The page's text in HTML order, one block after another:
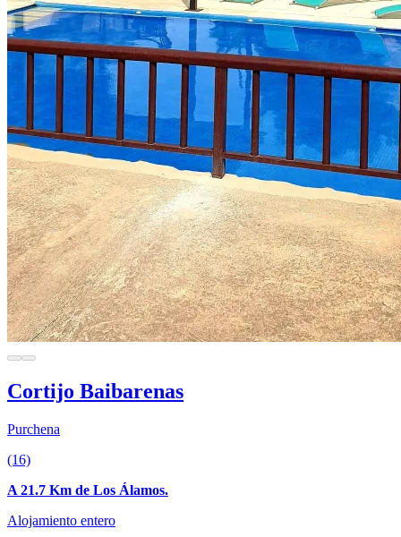
Cortijo Baibarenas
Purchena
(16)
A 21.7 Km de Los Álamos.
Alojamiento entero